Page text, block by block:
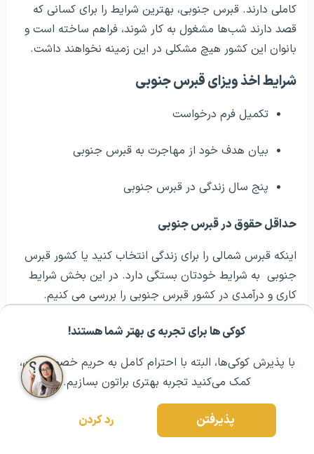
کوکی ها برای تجربه ی بهتر شما هستند!
با پذیرش کوکی‌ها، البته با احترام کامل به حریم خصوصیتون،
کمک می‌کنید تجربه بهتری براتون بسازیم.
پذیرفتن رد کردن
مشــاوره اولیه رایگان: ۰۲۱ ۴۳۰۰۰ ۰۲۱ رزرو مشاوره تخصصی
کاملی دارند. قبرس جنوبی، بهترین شرایط را برای کسانی که
قصد دارند شب‌ها مشغول به کار شوند، فراهم ساخته است و
بانوان این کشور هیچ مشکلی در این زمینه نخواهند داشت.
شرایط اخذ ویزای قبرس جنوبی
تکمیل فرم درخواست
بیان هدف خود از مهاجرت به قبرس جنوبی
پنج سال زندگی در قبرس جنوبی
حداقل حقوق در قبرس جنوبی
اینکه قبرس شمالی را برای زندگی انتخاب کنید یا کشور قبرس
جنوبی به شرایط خودتان بستگی دارد. در این بخش شرایط
کاری و درآمدی در کشور قبرس جنوبی را بررسی می کنیم.
نرخ بیکاری در این کشور ۴% است. اما این نرخ قبرس شمالی
مشغول به کار هستند حدود ۴۰۰,۰۰۰ نفر است که بسیار
مشابه با شرایط کاری در قبرس شمالی است. در این کشور
تعداد افراد بیکار حدود ۱۲,۰۰۰ نفر است. نرخ بیکاری بلند مدت
در قبرس جنوبی کمتر از یک درصد است این شرایط دقیق در